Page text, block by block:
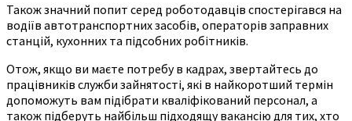
Також значний попит серед роботодавців спостерігався на
водіїв автотранспортних засобів, операторів заправних
станцій, кухонних та підсобних робітників.
Отож, якщо ви маєте потребу в кадрах, звертайтесь до
працівників служби зайнятості, які в найкоротший термін
допоможуть вам підібрати кваліфікований персонал, а
також підберуть найбільш підходящу вакансію для тих, хто